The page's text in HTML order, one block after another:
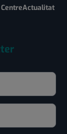
Actualitat